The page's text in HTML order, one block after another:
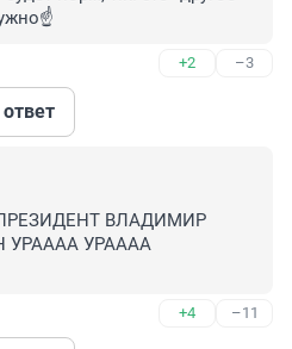
+2 –3
ВЛАДИМИР
УРАААА
+4 –11